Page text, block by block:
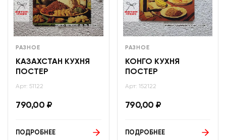
РАЗНОЕ
КАЗАХСТАН КУХНЯ
ПОСТЕР
Арт: 51122
790,00 ₽
ПОДРОБНЕЕ
РАЗНОЕ
КОНГО КУХНЯ
ПОСТЕР
Арт: 152122
790,00 ₽
ПОДРОБНЕЕ